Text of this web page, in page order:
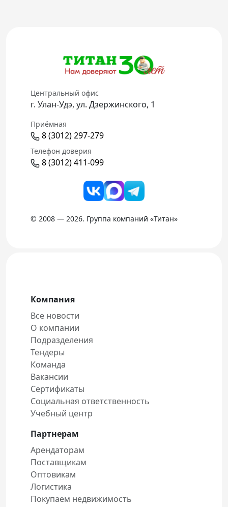
Центральный офис
г. Улан-Удэ, ул. Дзержинского, 1
Приёмная
8 (3012) 297-279
Телефон доверия
8 (3012) 411-099
© 2008 — 2026. Группа компаний «Титан»
Компания
Все новости
О компании
Подразделения
Тендеры
Команда
Вакансии
Сертификаты
Социальная ответственность
Учебный центр
Партнерам
Арендаторам
Поставщикам
Оптовикам
Логистика
Покупаем недвижимость